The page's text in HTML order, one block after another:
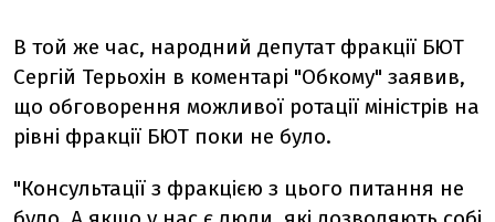
В той же час, народний депутат фракції БЮТ
Сергій Терьохін в коментарі "Обкому" заявив,
що обговорення можливої ротації міністрів на
рівні фракції БЮТ поки не було.
"Консультації з фракцією з цього питання не